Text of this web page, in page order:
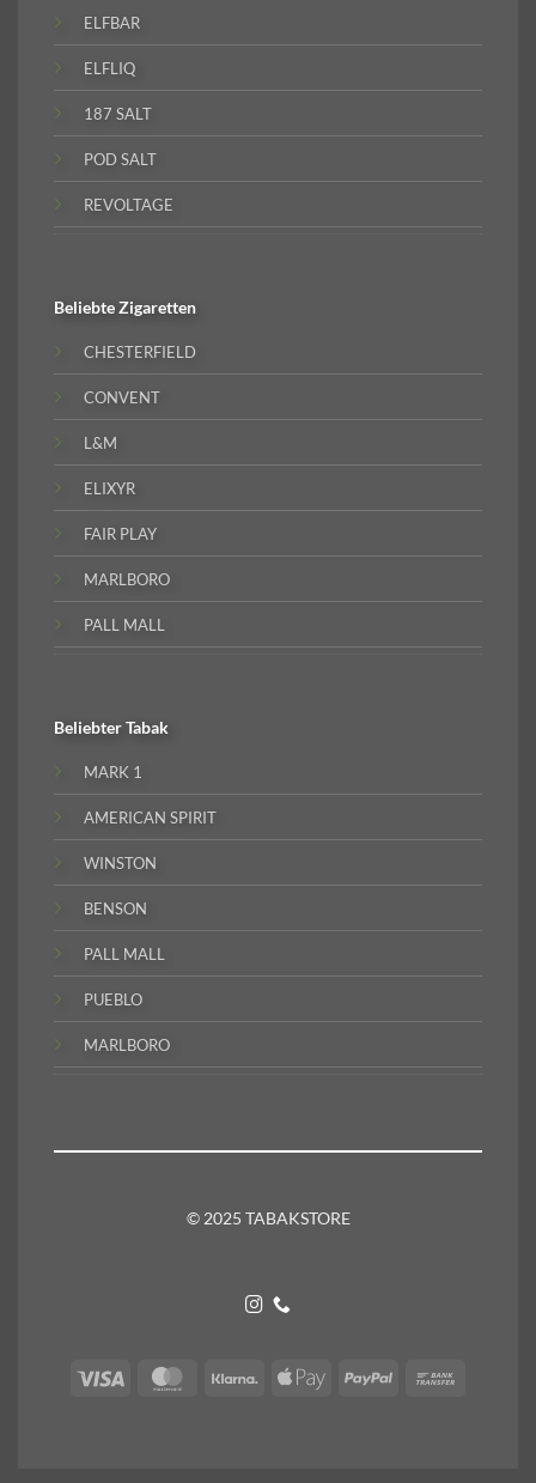
ELFBAR
ELFLIQ
187 SALT
POD SALT
REVOLTAGE
BeliebteZigaretten
CHESTERFIELD
CONVENT
L&M
ELIXYR
FAIR PLAY
MARLBORO
PALL MALL
BeliebterTabak
MARK 1
AMERICAN SPIRIT
WINSTON
BENSON
PALL MALL
PUEBLO
MARLBORO
© 2025 TABAKSTORE
Visa MasterCardKlarna
Apple
PayPal